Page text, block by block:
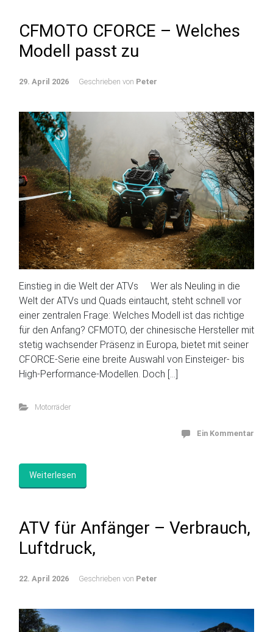
CFMOTO CFORCE – Welches
Modell passt zu
29. April 2026 Geschrieben von Peter
Einstieg in die Welt der ATVs Wer als Neuling in die
Welt der ATVs und Quads eintaucht, steht schnell vor
einer zentralen Frage: Welches Modell ist das richtige
für den Anfang? CFMOTO, der chinesische Hersteller mit
stetig wachsender Präsenz in Europa, bietet mit seiner
CFORCE-Serie eine breite Auswahl von Einsteiger- bis
High-Performance-Modellen. Doch […]
Motorräder
Ein Kommentar
Weiterlesen
ATV für Anfänger – Verbrauch,
Luftdruck,
22. April 2026 Geschrieben von Peter